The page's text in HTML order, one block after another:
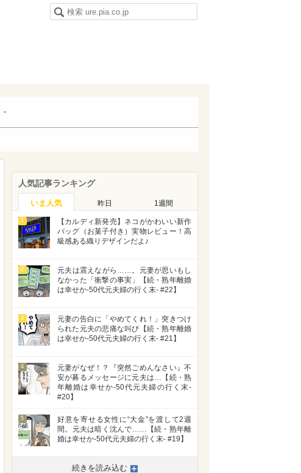
人気記事ランキング
いま人気 昨日 1週間
1
【カルディ新発売】ネコがかわいい新作
バッグ（お菓子付き）実物レビュー！高
級感ある織りデザインだよ♪
2
元夫は震えながら……。元妻が思いもし
なかった「衝撃の事実」【続・熟年離婚
は幸せか-50代元夫婦の行く末- #22】
3
元妻の告白に「やめてくれ！」突きつけ
られた元夫の悲痛な叫び【続・熟年離婚
は幸せか-50代元夫婦の行く末- #21】
4
元妻がなぜ！？『突然ごめんなさい』不
安が募るメッセージに元夫は…【続・熟
年離婚は幸せか-50代元夫婦の行く末-
#20】
5
好意を寄せる女性に“大金”を渡して2週
間。元夫は暗く沈んで……【続・熟年離
婚は幸せか-50代元夫婦の行く末- #19】
続きを読み込む